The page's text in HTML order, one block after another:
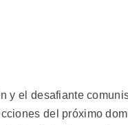
y el desafiante
del próximo